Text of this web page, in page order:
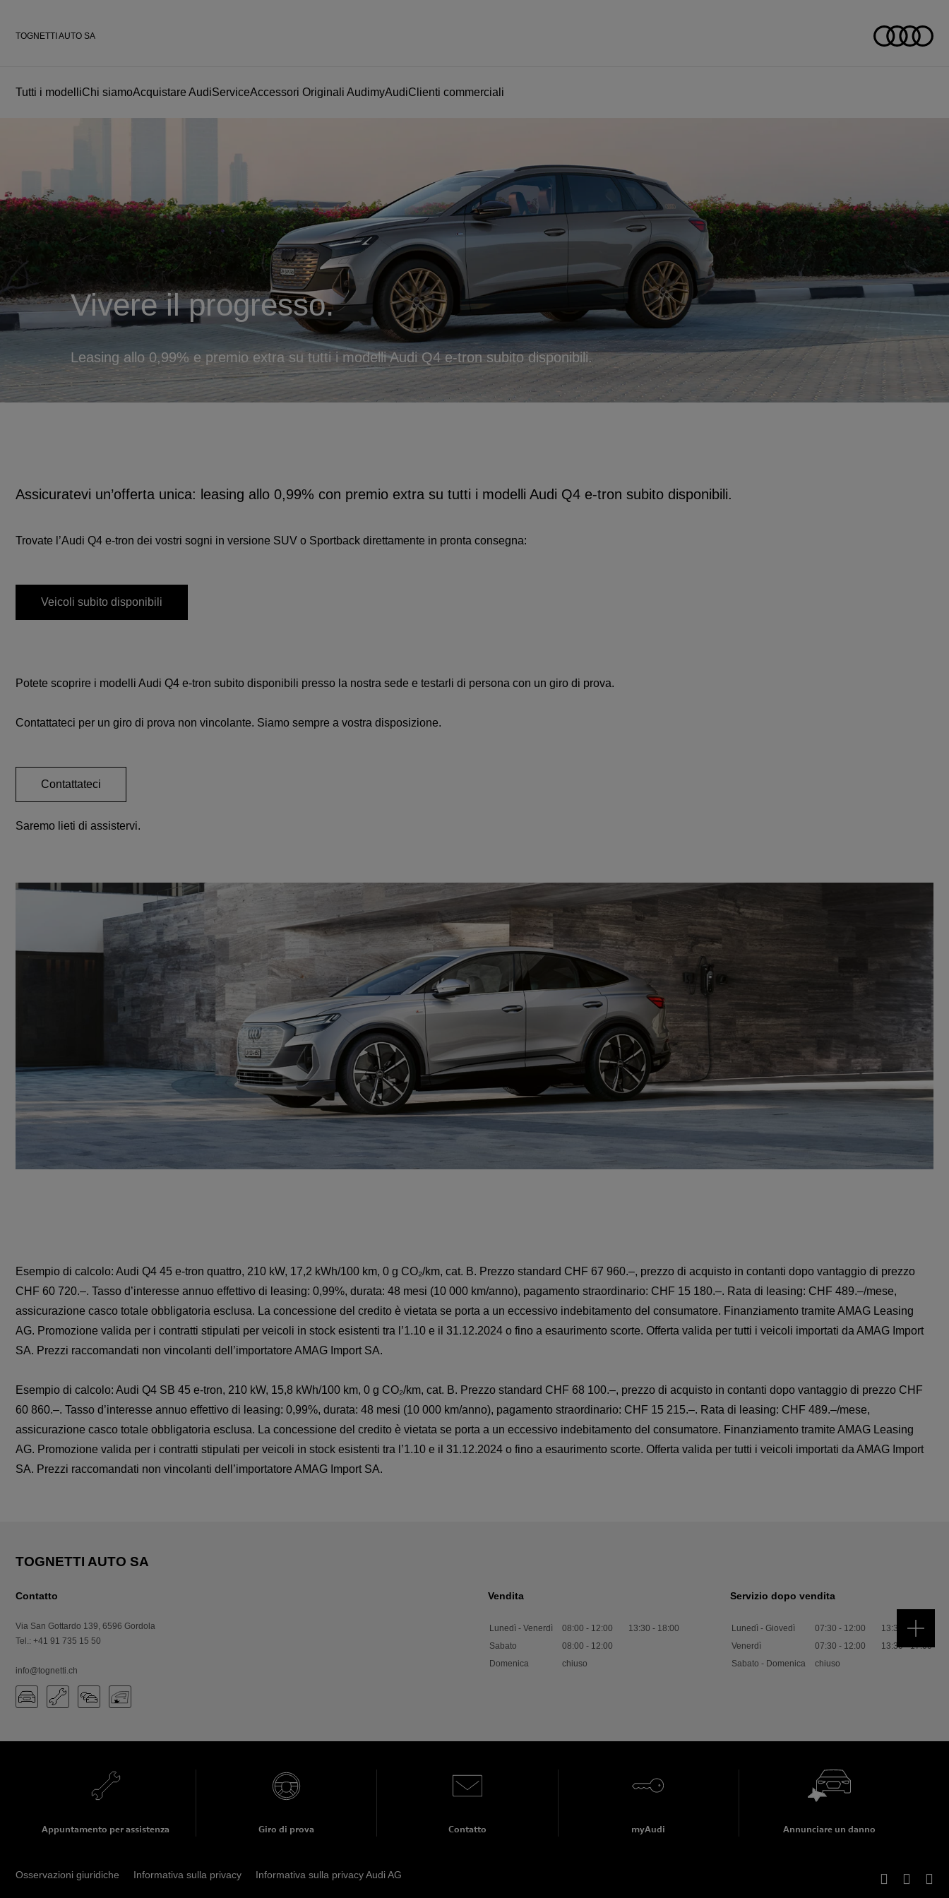
TOGNETTI AUTO SA
Tutti i modelliChi siamoAcquistare AudiServiceAccessori Originali AudimyAudiClienti commerciali
Vivere il progresso.
Leasing allo 0,99% e premio extra su tutti i modelli Audi Q4 e-tron subito disponibili.
Assicuratevi un’offerta unica: leasing allo 0,99% con premio extra su tutti i modelli Audi Q4 e-tron subito disponibili.
Trovate l’Audi Q4 e-tron dei vostri sogni in versione SUV o Sportback direttamente in pronta consegna:
Veicoli subito disponibili
Potete scoprire i modelli Audi Q4 e-tron subito disponibili presso la nostra sede e testarli di persona con un giro di prova.
Contattateci per un giro di prova non vincolante. Siamo sempre a vostra disposizione.
Contattateci
Saremo lieti di assistervi.
Esempio di calcolo: Audi Q4 45 e-tron quattro, 210 kW, 17,2 kWh/100 km, 0 g CO₂/km, cat. B. Prezzo standard CHF 67 960.–, prezzo di acquisto in contanti dopo vantaggio di prezzo
CHF 60 720.–. Tasso d’interesse annuo effettivo di leasing: 0,99%, durata: 48 mesi (10 000 km/anno), pagamento straordinario: CHF 15 180.–. Rata di leasing: CHF 489.–/mese,
assicurazione casco totale obbligatoria esclusa. La concessione del credito è vietata se porta a un eccessivo indebitamento del consumatore. Finanziamento tramite AMAG Leasing
AG. Promozione valida per i contratti stipulati per veicoli in stock esistenti tra l’1.10 e il 31.12.2024 o fino a esaurimento scorte. Offerta valida per tutti i veicoli importati da AMAG Import
SA. Prezzi raccomandati non vincolanti dell’importatore AMAG Import SA.
Esempio di calcolo: Audi Q4 SB 45 e-tron, 210 kW, 15,8 kWh/100 km, 0 g CO₂/km, cat. B. Prezzo standard CHF 68 100.–, prezzo di acquisto in contanti dopo vantaggio di prezzo CHF
60 860.–. Tasso d’interesse annuo effettivo di leasing: 0,99%, durata: 48 mesi (10 000 km/anno), pagamento straordinario: CHF 15 215.–. Rata di leasing: CHF 489.–/mese,
assicurazione casco totale obbligatoria esclusa. La concessione del credito è vietata se porta a un eccessivo indebitamento del consumatore. Finanziamento tramite AMAG Leasing
AG. Promozione valida per i contratti stipulati per veicoli in stock esistenti tra l’1.10 e il 31.12.2024 o fino a esaurimento scorte. Offerta valida per tutti i veicoli importati da AMAG Import
SA. Prezzi raccomandati non vincolanti dell’importatore AMAG Import SA.
Contatto
Via San Gottardo 139, 6596 Gordola
Tel.: +41 91 735 15 50
info@tognetti.ch
Vendita
Lunedì - Venerdì 08:00 - 12:00 13:30 - 18:00
Sabato
08:00 - 12:00
Domenica
chiuso
Servizio dopo vendita
Lunedì - Giovedì 07:30 - 12:00 13:30 -18:00
Venerdì
07:30 - 12:00 13:30-17:00
Sabato - Domenica
chiuso
Appuntamento per assistenza Giro di prova Contatto myAudi Annunciare un danno
Osservazioni giuridiche Informativa sulla privacy Informativa sulla privacy Audi AG